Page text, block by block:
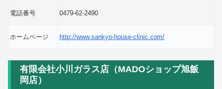
電話番号 0479-62-2490
ホームページ http://www.sankyo-house-clinic.com/
有限会社小川ガラス店（MADOショップ旭飯
岡店）